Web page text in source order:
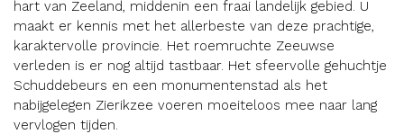
hart van Zeeland, middenin een fraai landelijk gebied. U
maakt er kennis met het allerbeste van deze prachtige,
karaktervolle provincie. Het roemruchte Zeeuwse
verleden is er nog altijd tastbaar. Het sfeervolle gehuchtje
Schuddebeurs en een monumentenstad als het
nabijgelegen Zierikzee voeren moeiteloos mee naar lang
vervlogen tijden.